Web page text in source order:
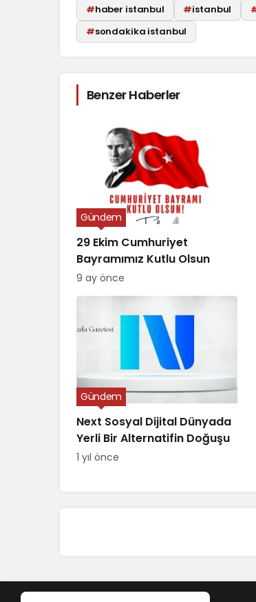
#haber istanbul #istanbul
#sondakika istanbul
Benzer Haberler
29 Ekim Cumhuriyet
Bayramımız Kutlu Olsun
Gündem
9 ay önce
Next Sosyal Dijital Dünyada
Yerli Bir Alternatifin Doğuşu
Gündem
1 yıl önce